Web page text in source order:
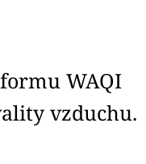
WAQI
vzduchu.